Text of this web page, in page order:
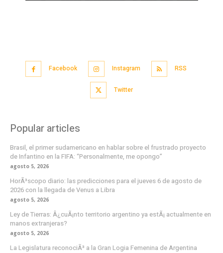
Facebook Instagram RSS
Twitter
Popular articles
Brasil, el primer sudamericano en hablar sobre el frustrado proyecto
de Infantino en la FIFA: “Personalmente, me opongo”
agosto 5, 2026
HorÃ³scopo diario: las predicciones para el jueves 6 de agosto de
2026 con la llegada de Venus a Libra
agosto 5, 2026
Ley de Tierras: Â¿cuÃ¡nto territorio argentino ya estÃ¡ actualmente en
manos extranjeras?
agosto 5, 2026
La Legislatura reconociÃ³ a la Gran Logia Femenina de Argentina